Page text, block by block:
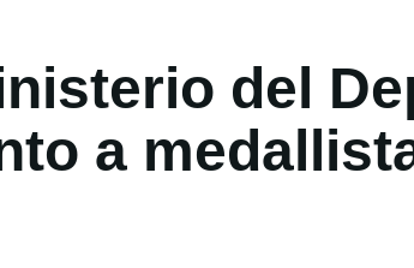
del
a